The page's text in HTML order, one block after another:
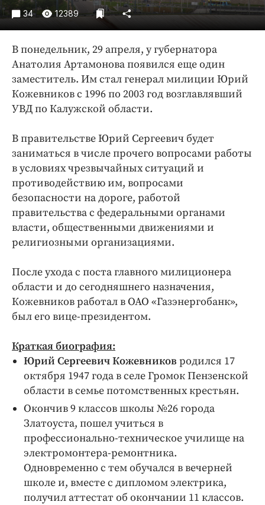
Экономика и бизнес
ПРОЕКТЫ
Блоги
Издания
Медиаперсона
Интересное чтиво
Бренд года
Работодатель года
34 12389
В понедельник, 29 апреля, у губернатора
Анатолия Артамонова появился еще один
заместитель. Им стал генерал милиции Юрий
Кожевников с 1996 по 2003 год возглавлявший
УВД по Калужской области.
В правительстве Юрий Сергеевич будет
заниматься в числе прочего вопросами работы
в условиях чрезвычайных ситуаций и
противодействию им, вопросами
безопасности на дороге, работой
правительства с федеральными органами
власти, общественными движениями и
религиозными организациями.
После ухода с поста главного милиционера
области и до сегодняшнего назначения,
Кожевников работал в ОАО «Газэнергобанк»,
был его вице-президентом.
Краткая биография:
Юрий Сергеевич Кожевников родился 17
октября 1947 года в селе Громок Пензенской
области в семье потомственных крестьян.
Окончив 9 классов школы №26 города
Златоуста, пошел учиться в
профессионально-техническое училище на
электромонтера-ремонтника.
Одновременно с тем обучался в вечерней
школе и, вместе с дипломом электрика,
получил аттестат об окончании 11 классов.